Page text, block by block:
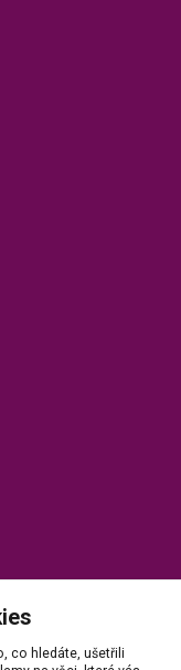
co hledáte, ušetřili